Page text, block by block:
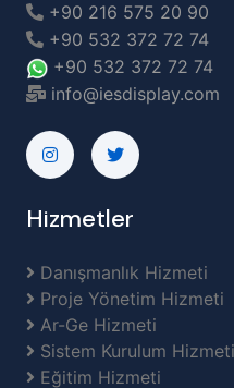
+90 216 575 20 90
+90 532 372 72 74
+90 532 372 72 74
info@iesdisplay.com
Hizmetler
Danışmanlık Hizmeti
Proje Yönetim Hizmeti
Ar-Ge Hizmeti
Sistem Kurulum Hizmeti
Eğitim Hizmeti